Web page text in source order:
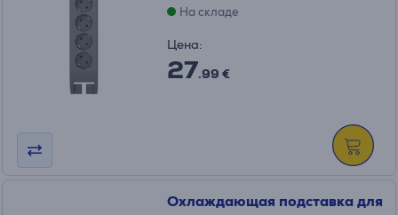
На складе
Цена:
27.99 €
Охлаждающая подставка для